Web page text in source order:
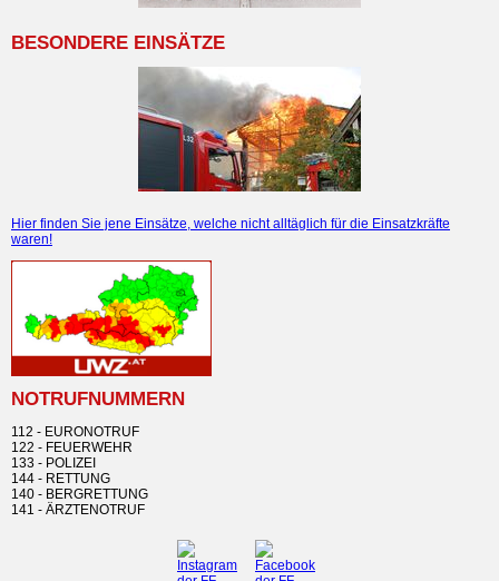
BESONDERE EINSÄTZE
Hier finden Sie jene Einsätze, welche nicht alltäglich für die Einsatzkräfte
waren!
NOTRUFNUMMERN
112 - EURONOTRUF
122 - FEUERWEHR
133 - POLIZEI
144 - RETTUNG
140 - BERGRETTUNG
141 - ÄRZTENOTRUF